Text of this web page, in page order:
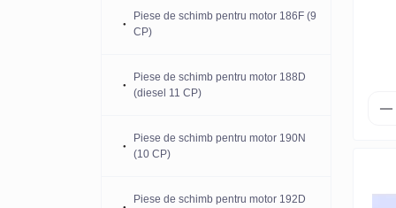
Piese de schimb pentru motor 186F (9
CP)
Piese de schimb pentru motor 188D
(diesel 11 CP)
Piese de schimb pentru motor 190N
(10 CP)
Piese de schimb pentru motor 192D